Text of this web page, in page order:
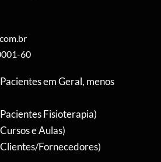
60
em Geral, menos
Fisioterapia)
e Aulas)
Fornecedores)